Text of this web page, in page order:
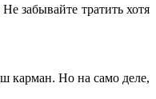
Не забывайте тратить хотя
карман. Но на само деле,